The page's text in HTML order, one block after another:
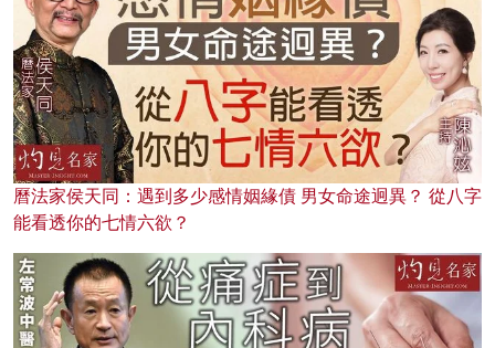
曆法家侯天同：遇到多少感情姻緣債 男女命途迥異？ 從八字
能看透你的七情六欲？